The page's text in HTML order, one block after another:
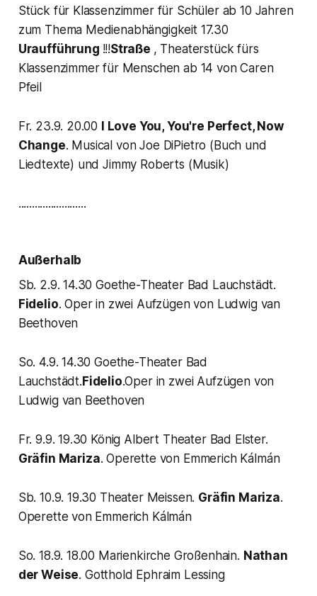
Stück für Klassenzimmer für Schüler ab 10 Jahren
zum Thema Medienabhängigkeit 17.30
Uraufführung !!!Straße , Theaterstück fürs
Klassenzimmer für Menschen ab 14 von Caren
Pfeil
Fr. 23.9. 20.00
I Love You, You're Perfect, Now
Change. Musical von Joe DiPietro (Buch und
Liedtexte) und Jimmy Roberts (Musik)
.........................
Außerhalb
Sb. 2.9. 14.30 Goethe-Theater Bad Lauchstädt.
Fidelio. Oper in zwei Aufzügen von Ludwig van
Beethoven
So. 4.9. 14.30 Goethe-Theater Bad
Lauchstädt. Fidelio.Oper in zwei Aufzügen von
Ludwig van Beethoven
Fr. 9.9. 19.30 König Albert Theater Bad Elster.
Gräfin Mariza. Operette von Emmerich Kálmán
Sb. 10.9. 19.30 Theater Meissen. Gräfin Mariza.
Operette von Emmerich Kálmán
So. 18.9. 18.00 Marienkirche Großenhain. Nathan
der Weise. Gotthold Ephraim Lessing